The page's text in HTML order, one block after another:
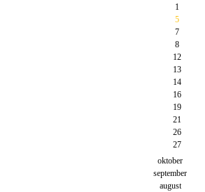
1
5
7
8
12
13
14
16
19
21
26
27
oktober
september
august